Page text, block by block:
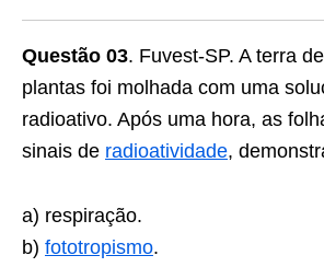
Questão 03. Fuvest-SP. A terra
plantas foi molhada com uma
radioativo. Após uma hora, as
sinais de radioatividade,
a) respiração.
b) fototropismo.